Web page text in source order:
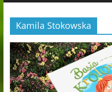
Kamila Stokowska